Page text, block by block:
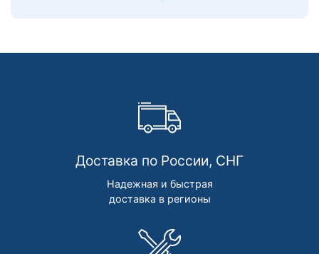
Доставка по России, СНГ
Надежная и быстрая
доставка в регионы